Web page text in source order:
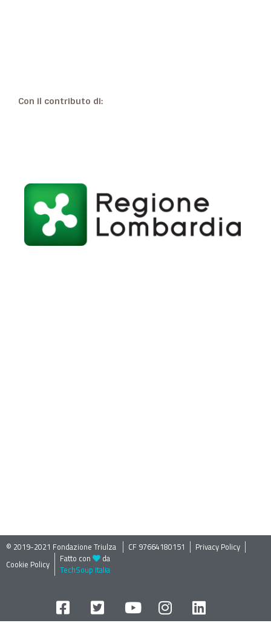
Con il contributo di:
© 2019-2021 Fondazione Triulza ​ CF 97664180151
Privacy Policy
Cookie Policy
Fatto con
da
TechSoup Italia